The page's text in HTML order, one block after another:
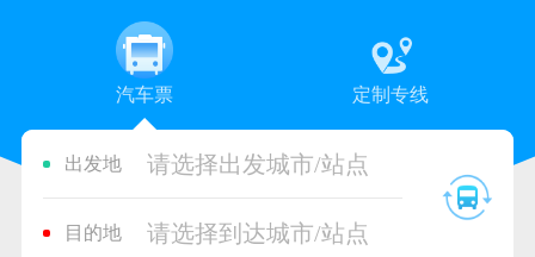
汽车票 定制专线
出发地 请选择出发城市/站点
目的地 请选择到达城市/站点